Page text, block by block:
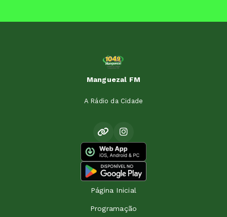
Manguezal FM
A Rádio da Cidade
Página Inicial
Programação